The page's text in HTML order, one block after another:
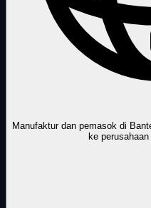
Manufaktur dan pemasok di
ke